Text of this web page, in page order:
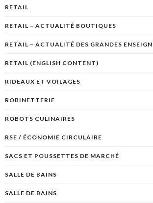
RETAIL
RETAIL – ACTUALITÉ BOUTIQUES
RETAIL – ACTUALITÉ DES GRANDES
RETAIL (ENGLISH CONTENT)
RIDEAUX ET VOILAGES
ROBINETTERIE
ROBOTS CULINAIRES
RSE / ÉCONOMIE CIRCULAIRE
SACS ET POUSSETTES DE MARCHÉ
SALLE DE BAINS
SALLE DE BAINS